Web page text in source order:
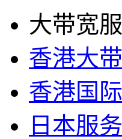
大带宽
香港大
香港国
日本服